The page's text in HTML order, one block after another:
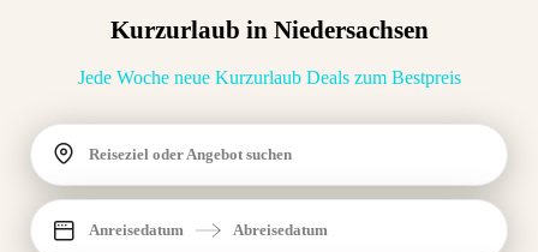
Kurzurlaub in Niedersachsen
Jede Woche neue Kurzurlaub Deals zum Bestpreis
Reiseziel oder Angebot suchen
Anreisedatum Abreisedatum